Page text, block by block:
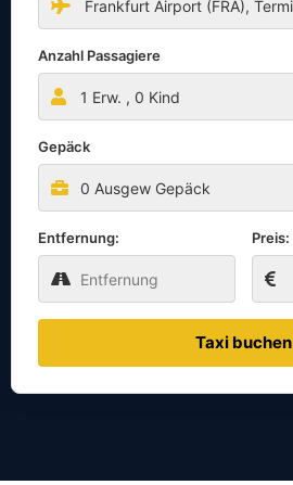
Anzahl Passagiere
1 Erw. , 0 Kind
Gepäck
0 Ausgew Gepäck
Entfernung: Preis:
Taxi buchen